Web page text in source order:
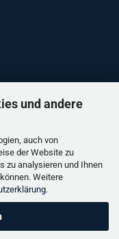
und andere
auch von
der Website zu
zu analysieren und Ihnen
Weitere
.